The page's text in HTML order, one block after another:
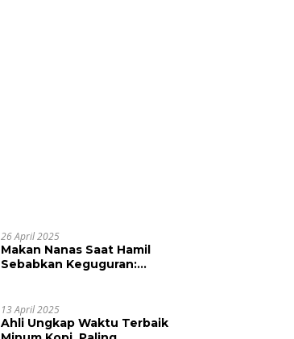
26 April 2025
Makan Nanas Saat Hamil
Sebabkan Keguguran:
13 April 2025
Ahli Ungkap Waktu Terbaik